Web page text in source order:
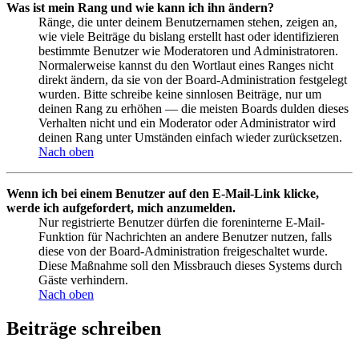
Was ist mein Rang und wie kann ich ihn ändern?
Ränge, die unter deinem Benutzernamen stehen, zeigen an,
wie viele Beiträge du bislang erstellt hast oder identifizieren
bestimmte Benutzer wie Moderatoren und Administratoren.
Normalerweise kannst du den Wortlaut eines Ranges nicht
direkt ändern, da sie von der Board-Administration festgelegt
wurden. Bitte schreibe keine sinnlosen Beiträge, nur um
deinen Rang zu erhöhen — die meisten Boards dulden dieses
Verhalten nicht und ein Moderator oder Administrator wird
deinen Rang unter Umständen einfach wieder zurücksetzen.
Nach oben
Wenn ich bei einem Benutzer auf den E-Mail-Link klicke,
werde ich aufgefordert, mich anzumelden.
Nur registrierte Benutzer dürfen die foreninterne E-Mail-
Funktion für Nachrichten an andere Benutzer nutzen, falls
diese von der Board-Administration freigeschaltet wurde.
Diese Maßnahme soll den Missbrauch dieses Systems durch
Gäste verhindern.
Nach oben
Beiträge schreiben